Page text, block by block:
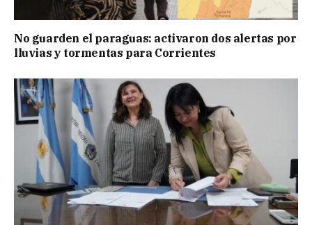
No guarden el paraguas: activaron dos alertas por
lluvias y tormentas para Corrientes